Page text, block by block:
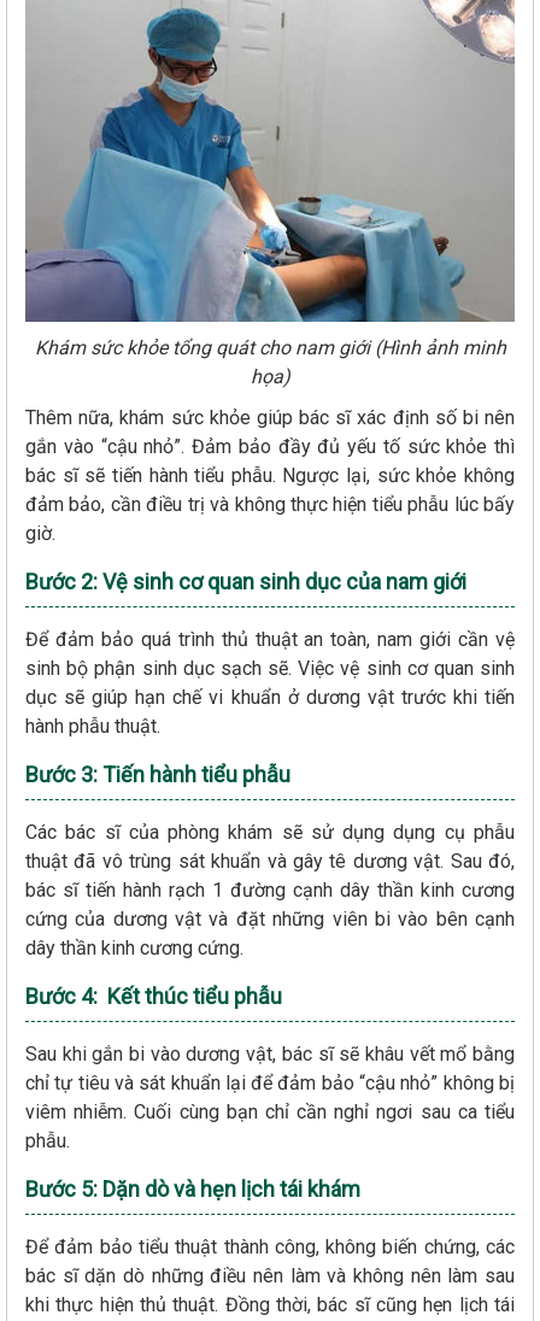
Khám sức khỏe tổng quát cho nam giới (Hình ảnh minh
họa)
Thêm nữa, khám sức khỏe giúp bác sĩ xác định số bi nên
gắn vào “cậu nhỏ”. Đảm bảo đầy đủ yếu tố sức khỏe thì
bác sĩ sẽ tiến hành tiểu phẫu. Ngược lại, sức khỏe không
đảm bảo, cần điều trị và không thực hiện tiểu phẫu lúc bấy
giờ.
Bước 2: Vệ sinh cơ quan sinh dục của nam giới
Để đảm bảo quá trình thủ thuật an toàn, nam giới cần vệ
sinh bộ phận sinh dục sạch sẽ. Việc vệ sinh cơ quan sinh
dục sẽ giúp hạn chế vi khuẩn ở dương vật trước khi tiến
hành phẫu thuật.
Bước 3: Tiến hành tiểu phẫu
Các bác sĩ của phòng khám sẽ sử dụng dụng cụ phẫu
thuật đã vô trùng sát khuẩn và gây tê dương vật. Sau đó,
bác sĩ tiến hành rạch 1 đường cạnh dây thần kinh cương
cứng của dương vật và đặt những viên bi vào bên cạnh
dây thần kinh cương cứng.
Bước 4: Kết thúc tiểu phẫu
Sau khi gắn bi vào dương vật, bác sĩ sẽ khâu vết mổ bằng
chỉ tự tiêu và sát khuẩn lại để đảm bảo “cậu nhỏ” không bị
viêm nhiễm. Cuối cùng bạn chỉ cần nghỉ ngơi sau ca tiểu
phẫu.
Bước 5: Dặn dò và hẹn lịch tái khám
Để đảm bảo tiểu thuật thành công, không biến chứng, các
bác sĩ dặn dò những điều nên làm và không nên làm sau
khi thực hiện thủ thuật. Đồng thời, bác sĩ cũng hẹn lịch tái